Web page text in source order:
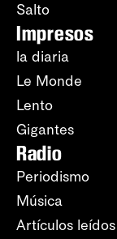
Salto
Impresos
la diaria
Le Monde
Lento
Gigantes
Radio
Periodismo
Música
Artículos leídos